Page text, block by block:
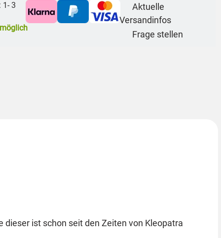
1- 3
Aktuelle
Versandinfos
Frage stellen
dieser ist schon seit den Zeiten von Kleopatra